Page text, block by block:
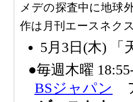
メデの探査中に地球
作は月刊エースネク
5月3日(木) 「
●毎週木曜
BSジャパン